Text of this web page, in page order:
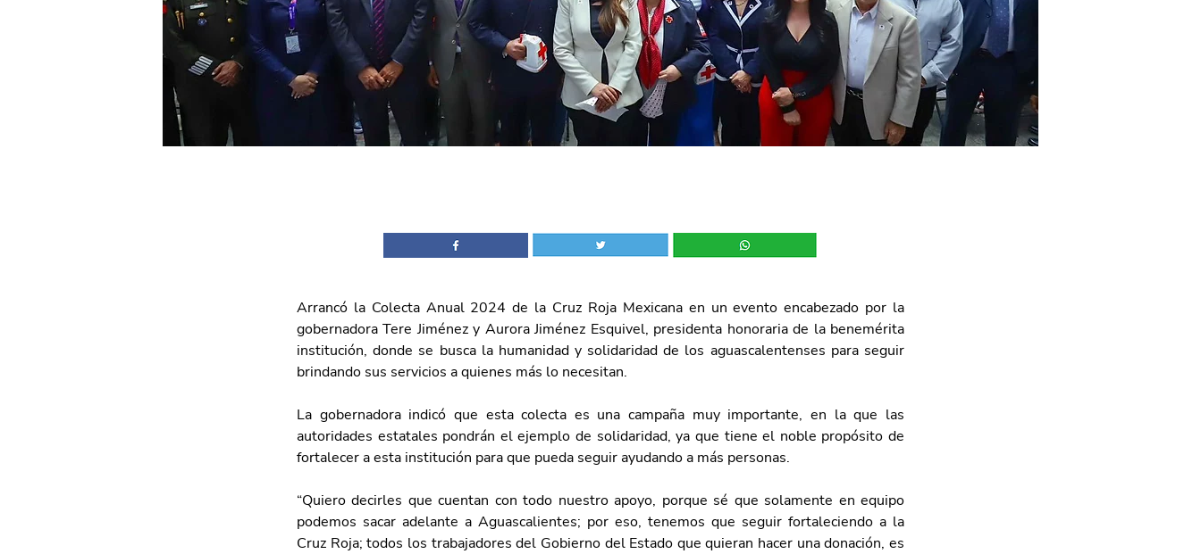
Arrancó la Colecta Anual 2024 de la Cruz Roja Mexicana en un evento encabezado por la
gobernadora Tere Jiménez y Aurora Jiménez Esquivel, presidenta honoraria de la benemérita
institución, donde se busca la humanidad y solidaridad de los aguascalentenses para seguir
brindando sus servicios a quienes más lo necesitan.
La gobernadora indicó que esta colecta es una campaña muy importante, en la que las
autoridades estatales pondrán el ejemplo de solidaridad, ya que tiene el noble propósito de
fortalecer a esta institución para que pueda seguir ayudando a más personas.
“Quiero decirles que cuentan con todo nuestro apoyo, porque sé que solamente en equipo
podemos sacar adelante a Aguascalientes; por eso, tenemos que seguir fortaleciendo a la
Cruz Roja; todos los trabajadores del Gobierno del Estado que quieran hacer una donación, es